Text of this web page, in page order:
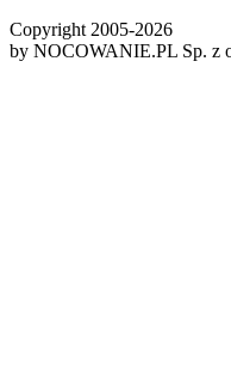
Copyright 2005-2026
by NOCOWANIE.PL Sp. z